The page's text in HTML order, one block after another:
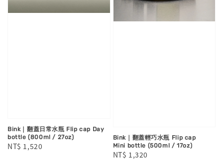
Bink｜翻蓋日常水瓶 Flip cap Day
bottle (800ml / 27oz)
Regular
NT$ 1,520
Bink｜翻蓋輕巧水瓶 Flip cap
Mini bottle (500ml / 17oz)
Regular
NT$ 1,320